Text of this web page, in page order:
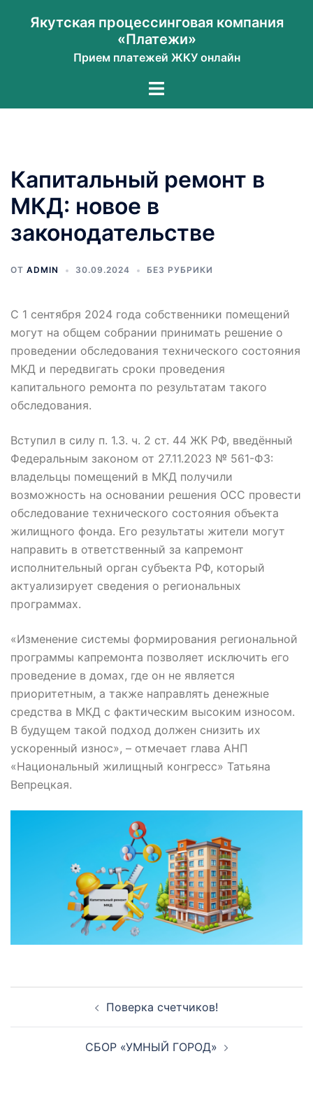
Якутская процессинговая компания
«Платежи»
Прием платежей ЖКУ онлайн
Переключатель
Капитальный ремонт в
МКД: новое в
законодательстве
ОТ ADMIN 30.09.2024 БЕЗ РУБРИКИ
С 1 сентября 2024 года собственники помещений
могут на общем собрании принимать решение о
проведении обследования технического состояния
МКД и передвигать сроки проведения
капитального ремонта по результатам такого
обследования.
Вступил в силу п. 1.3. ч. 2 ст. 44 ЖК РФ, введённый
Федеральным законом от 27.11.2023 № 561-ФЗ:
владельцы помещений в МКД получили
возможность на основании решения ОСС провести
обследование технического состояния объекта
жилищного фонда. Его результаты жители могут
направить в ответственный за капремонт
исполнительный орган субъекта РФ, который
актуализирует сведения о региональных
программах.
«Изменение системы формирования региональной
программы капремонта позволяет исключить его
проведение в домах, где он не является
приоритетным, а также направлять денежные
средства в МКД с фактическим высоким износом.
В будущем такой подход должен снизить их
ускоренный износ», – отмечает глава АНП
«Национальный жилищный конгресс» Татьяна
Вепрецкая.
Поверка счетчиков!
СБОР «УМНЫЙ ГОРОД»